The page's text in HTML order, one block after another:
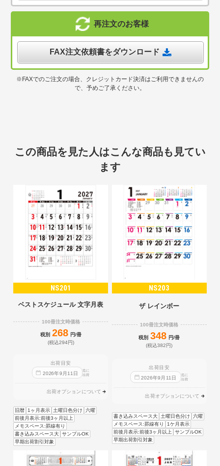
再注文のお客様
FAX注文依頼書をダウンロード
※FAXでのご注文の場合、クレジットカード決済はご利用できませんの
で、予めご了承ください。
この商品を見た人はこんな商品も見てい
ます
NS201
ベストスケジュール 文字月表
100冊注文時価格
税別 268 円/冊
(税込294円)
出荷目安
2026年9 月 11 日
迄に
出荷
出荷オプションについて
旧暦 1ヶ月表示 土曜日色分け
六曜
前後月表示:前後3ヶ月以上
メモスペース:罫線有り
書き込みスペース大 サンプルOK
早期出荷割引対象
NS203
ザ レインボー
100冊注文時価格
税別 348 円/冊
(税込382円)
出荷目安
2026年9 月 11 日
迄に
出荷
出荷オプションについて
書き込みスペース大 土曜日色分け
六曜
メモスペース:罫線有り
1ケ月表示
前後月表示:前後3ヶ月以上 サンプルOK
早期出荷割引対象